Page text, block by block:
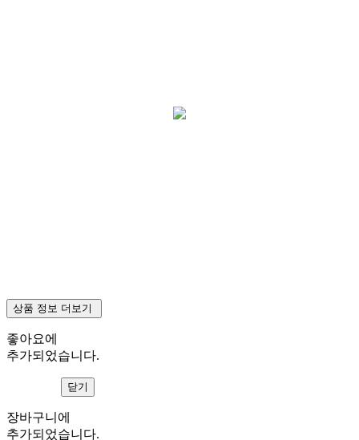
상품 정보 더보기
좋아요에
추가되었습니다.
닫기
장바구니에
추가되었습니다.